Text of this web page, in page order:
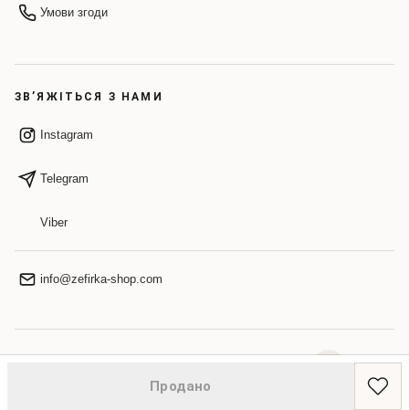
Продано
Умови згоди
ЗВ’ЯЖІТЬСЯ З НАМИ
Instagram
Telegram
Viber
info@zefirka-shop.com
© 2026 ZEFIRKA. Усі права захищено.
НАВЕРХ